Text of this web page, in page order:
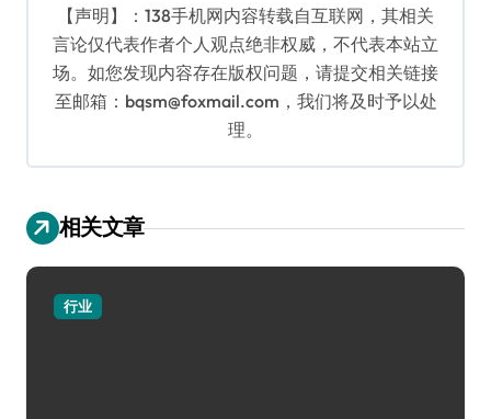
【声明】：138手机网内容转载自互联网，其相关
言论仅代表作者个人观点绝非权威，不代表本站立
场。如您发现内容存在版权问题，请提交相关链接
至邮箱：bqsm@foxmail.com，我们将及时予以处
理。
相关文章
行业